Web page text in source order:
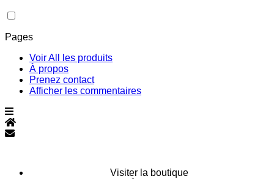
Pages
Voir All les produits
À propos
Prenez contact
Afficher les commentaires
Visiter la boutique